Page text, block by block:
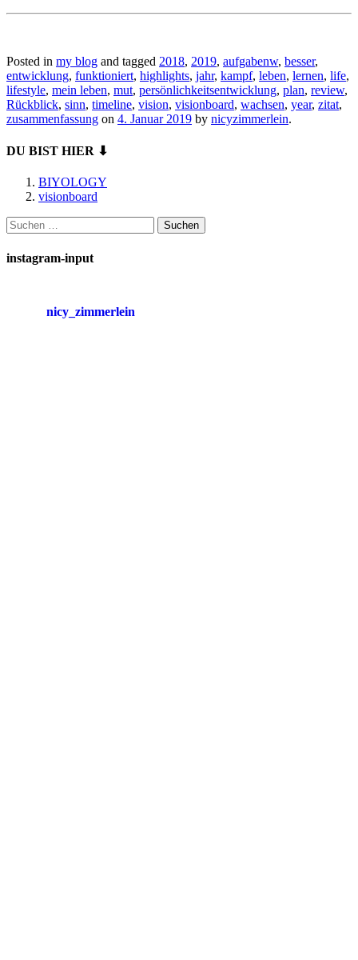
Posted in my blog and tagged 2018, 2019, aufgabenw, besser,
entwicklung, funktioniert, highlights, jahr, kampf, leben, lernen, life,
lifestyle, mein leben, mut, persönlichkeitsentwicklung, plan, review,
Rückblick, sinn, timeline, vision, visionboard, wachsen, year, zitat,
zusammenfassung on 4. Januar 2019 by nicyzimmerlein.
DU BIST HIER ⬇
BIYOLOGY
visionboard
Suchen
nach:
instagram-input
nicy_zimmerlein